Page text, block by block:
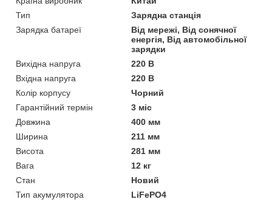
Тип
Зарядна станція
Зарядка батареї
Від мережі, Від сонячної
енергія, Від автомобільної
зарядки
Вихідна напруга
220 В
Вхідна напруга
220 В
Колір корпусу
Чорний
Гарантійний термін
3 міс
Довжина
400 мм
Ширина
211 мм
Висота
281 мм
Вага
12 кг
Стан
Новий
Тип акумулятора
LiFePO4